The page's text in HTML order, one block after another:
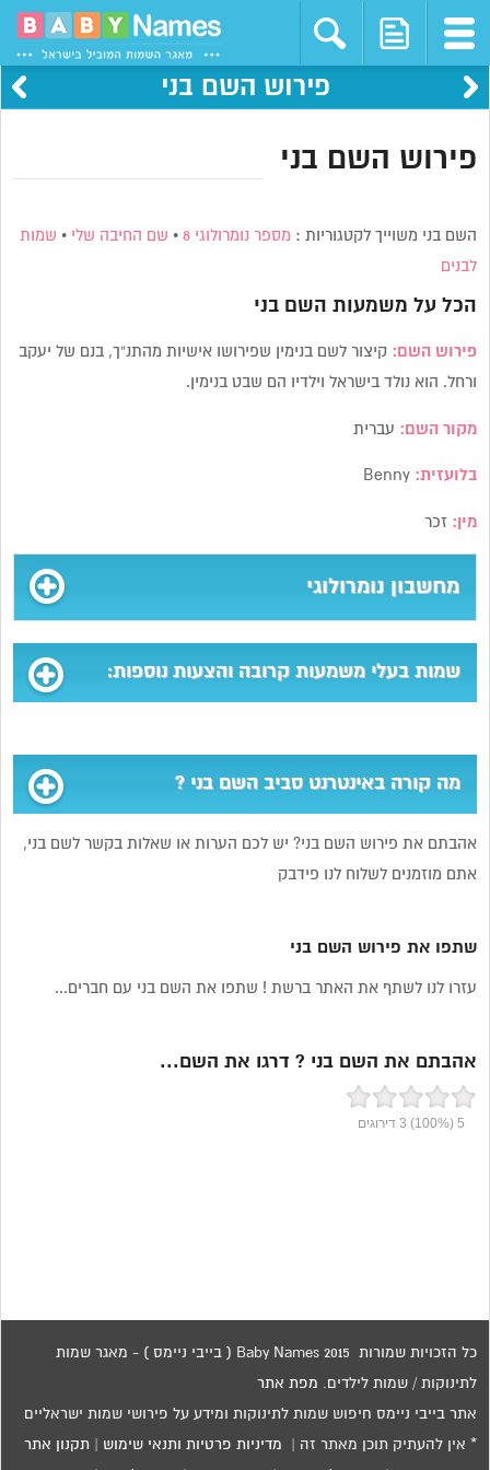
פירוש השם בני
פירוש השם בני
השם בני משוייך לקטגוריות : מספר נומרולוגי 8 • שם החיבה שלי • שמות
לבנים
הכל על משמעות השםבני
פירוש השם: קיצור לשם בנימין שפירושו אישיות מהתנ”ך, בנם של יעקב
ורחל. הוא נולד בישראל וילדיו הם שבט בנימין.
מקור השם: עברית
בלועזית:Benny
מין: זכר
מחשבון נומרולוגי
שמות בעלי משמעות קרובה והצעות נוספות:
מה קורה באינטרנט סביב השם בני ?
אהבתם את פירוש השם בני? יש לכם הערות או שאלות בקשר לשם בני,
אתם מוזמנים לשלוח לנו פידבק
שתפו את פירוש השם בני
עזרו לנו לשתף את האתר ברשת ! שתפו את השם בני עם חברים...
אהבתם את השם בני ? דרגו את השם...
5
(100%)
3 דירוגים
כל הזכויות שמורות 2015 Baby Names ( בייבי ניימס ) - מאגר שמות
לתינוקות / שמות לילדים. מפת אתר
אתר בייבי ניימס חיפוש שמות לתינוקות ומידע על פירושי שמות ישראליים
* אין להעתיק תוכן מאתר זה | מדיניות פרטיות ותנאי שימוש תקנון אתר